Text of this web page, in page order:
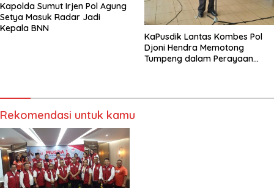
Kapolda Sumut Irjen Pol Agung
Setya Masuk Radar Jadi
Kepala BNN
KaPusdik Lantas Kombes Pol
Djoni Hendra Memotong
Tumpeng dalam Perayaan
Rekomendasi untuk kamu